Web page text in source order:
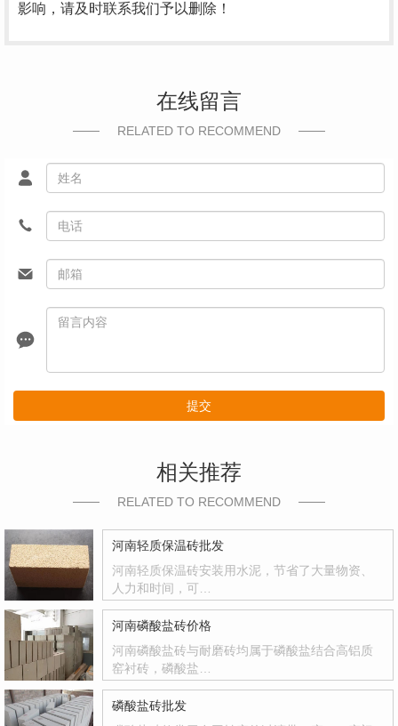
影响，请及时联系我们予以删除！
在线留言
RELATED TO RECOMMEND
提交
相关推荐
RELATED TO RECOMMEND
河南轻质保温砖批发
河南轻质保温砖安装用水泥，节省了大量物资、
人力和时间，可…
河南磷酸盐砖价格
河南磷酸盐砖与耐磨砖均属于磷酸盐结合高铝质
窑衬砖，磷酸盐…
磷酸盐砖批发